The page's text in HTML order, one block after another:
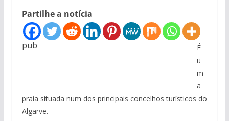
Partilhe a notícia
pub
É
u
m
a
praia situada num dos principais concelhos turísticos do
Algarve.